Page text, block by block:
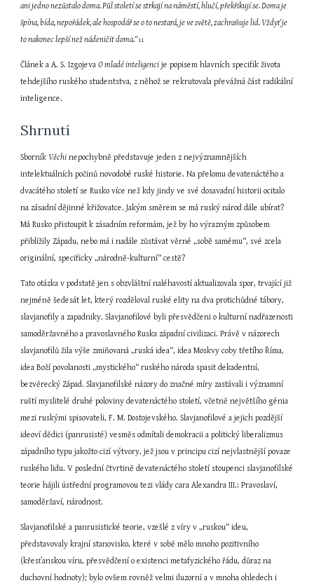
ani jedno nezůstalo doma. Půl století se strkají na náměstí, hlučí, překřikují se. Doma je
špína, bída, nepořádek, ale hospodář se o to nestará, je ve světě, zachraňuje lid. Vždyť je
to nakonec lepší než nádeničit doma.“11
Článek a A. S. Izgojeva O mladé inteligenci je popisem hlavních specifik života
tehdejšího ruského studentstva, z něhož se rekrutovala převážná část radikální
inteligence.
Shrnutí
Sborník Věchi nepochybně představuje jeden z nejvýznamnějších
intelektuálních počinů novodobé ruské historie. Na přelomu devatenáctého a
dvacátého století se Rusko více než kdy jindy ve své dosavadní historii ocitalo
na zásadní dějinné křižovatce. Jakým směrem se má ruský národ dále ubírat?
Má Rusko přistoupit k zásadním reformám, jež by ho výrazným způsobem
přiblížily Západu, nebo má i nadále zůstávat věrné „sobě samému“, své zcela
originální, specificky „národně-kulturní“ cestě?
Tato otázka v podstatě jen s obzvláštní naléhavostí aktualizovala spor, trvající již
nejméně šedesát let, který rozděloval ruské elity na dva protichůdné tábory,
slavjanofily a zapadniky. Slavjanofilové byli přesvědčeni o kulturní nadřazenosti
samoděržavného a pravoslavného Ruska západní civilizaci. Právě v názorech
slavjanofilů žila výše zmiňovaná „ruská idea“, idea Moskvy coby třetího Říma,
idea Boží povolanosti „mystického“ ruského národa spasit dekadentní,
bezvěrecký Západ. Slavjanofilské názory do značné míry zastávali i významní
ruští myslitelé druhé poloviny devatenáctého století, včetně největšího génia
mezi ruskými spisovateli, F. M. Dostojevského. Slavjanofilové a jejich pozdější
ideoví dědici (panrusisté) vesměs odmítali demokracii a politický liberalizmus
západního typu jakožto cizí výtvory, jež jsou v principu cizí nejvlastnější povaze
ruského lidu. V poslední čtvrtině devatenáctého století stoupenci slavjanofilské
teorie hájili ústřední programovou tezi vlády cara Alexandra III.: Pravoslaví,
samoděržaví, národnost.
Slavjanofilské a panrusistické teorie, vzešlé z víry v „ruskou“ ideu,
představovaly krajní stanovisko, které v sobě mělo mnoho pozitivního
(křesťanskou víru, přesvědčení o existenci metafyzického řádu, důraz na
duchovní hodnoty); bylo ovšem rovněž velmi iluzorní a v mnoha ohledech i